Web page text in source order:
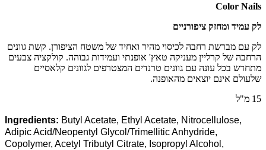
Color Nails
לק עמיד ומחזק ציפורניים
לק עם מברשת רחבה לכיסוי מהיר ואחיד של משטח הציפורן. קשת גוונים
הרחבה של קרליין מעניקה טאץ' אופנתי ועמידות גבוהה. קולקציה צבעים
מתחדש בכל עונה עם גוונים טרנדים המצטרפים לגוונים קלאסיים
שלעולם אינם יוצאים מהאופנה.
15 מ"ל
Ingredients: Butyl Acetate, Ethyl Acetate, Nitrocellulose,
Adipic Acid/Neopentyl Glycol/Trimellitic Anhydride,
Copolymer, Acetyl Tributyl Citrate, Isopropyl Alcohol,